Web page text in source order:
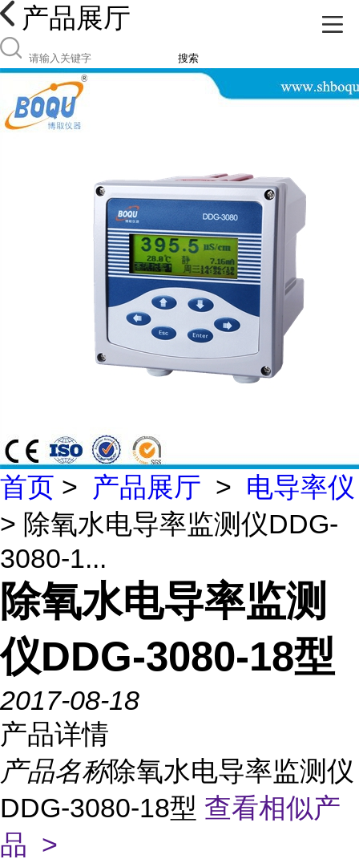
产品展厅
搜索
首页 > 产品展厅 > 电导率仪
> 除氧水电导率监测仪DDG-
3080-1...
除氧水电导率监测
仪DDG-3080-18型
2017-08-18
产品详情
产品名称除氧水电导率监测仪
DDG-3080-18型 查看相似产
品 >